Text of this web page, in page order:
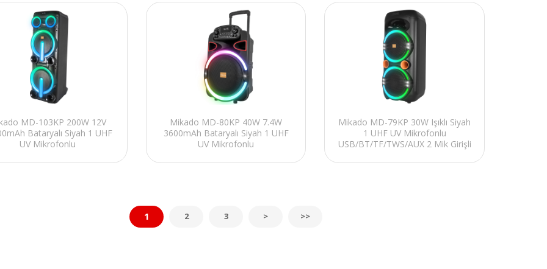
MD-103KP 200W 12V
Bataryalı Siyah 1 UHF
UV Mikrofonlu
Kablolu Toplantı Anfisi
Mikado MD-80KP 40W 7.4W
3600mAh Bataryalı Siyah 1 UHF
UV Mikrofonlu
Adaptörlü Toplantı-Parti Hop
Mikado MD-79KP 30W Işıklı Siyah
1 UHF UV Mikrofonlu
USB/BT/TF/TWS/AUX 2 Mik Girişli
Hoparlö
1 2 3 > >>